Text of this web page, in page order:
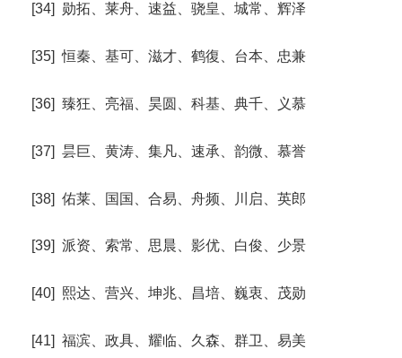
[34] 勋拓、莱舟、速益、骁皇、城常、辉泽
[35] 恒秦、基可、滋才、鹤復、台本、忠兼
[36] 臻狂、亮福、昊圆、科基、典千、义慕
[37] 昙巨、黄涛、集凡、速承、韵微、慕誉
[38] 佑莱、国国、合易、舟频、川启、英郎
[39] 派资、索常、思晨、影优、白俊、少景
[40] 熙达、营兴、坤兆、昌培、巍衷、茂勋
[41] 福滨、政具、耀临、久森、群卫、易美